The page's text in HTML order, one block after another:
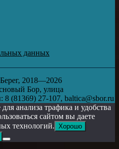
данных
2018—2026
Бор, улица
8 (81369) 27-107, baltica@sbor.ru
анализа трафика и удобства
сайтом вы даете
технологий. Хорошо